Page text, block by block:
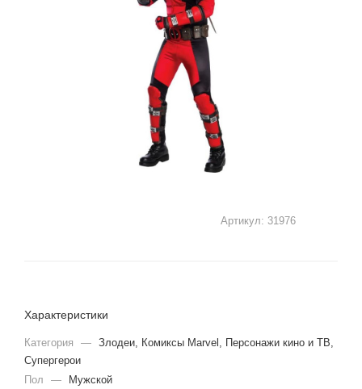
Артикул: 31976
Характеристики
Категория — Злодеи, Комиксы Marvel, Персонажи кино и ТВ,
Супергерои
Пол
—
Мужской